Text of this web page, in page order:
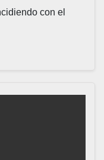
con el